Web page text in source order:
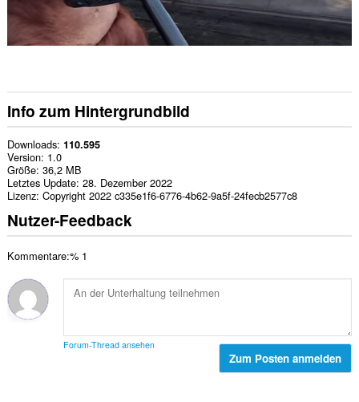
Info zum Hintergrundbild
Downloads 110.595
Version 1.0
Größe 36,2 MB
Letztes Update 28. Dezember 2022
Lizenz Copyright 2022 c335e1f6-6776-4b62-9a5f-24fecb2577c8
Nutzer-Feedback
Kommentare:% 1
Forum-Thread ansehen
Zum Posten anmelden